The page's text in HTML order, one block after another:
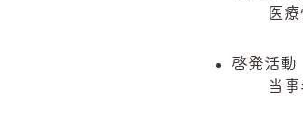
医
啓発活動
当